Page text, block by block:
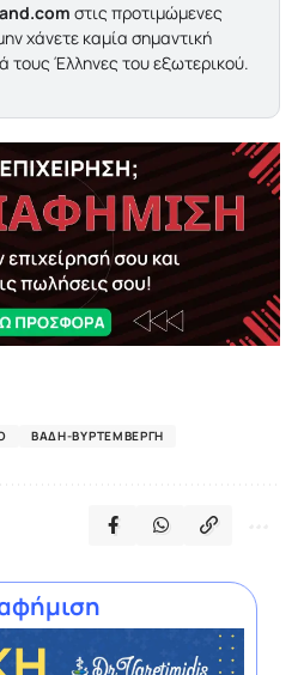
στις προτιμώμενες
χάνετε καμία σημαντική
τους Έλληνες του εξωτερικού.
ΒΆΔΗ-ΒΥΡΤΕΜΒΈΡΓΗ